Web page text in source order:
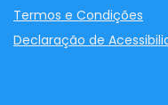
Termos e Condições
Declaração de